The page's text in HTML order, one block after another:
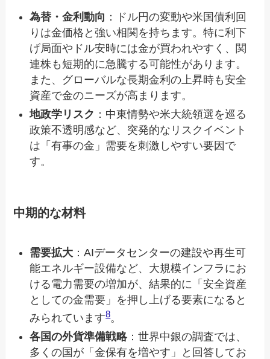
為替・金利動向 ：ドル円の変動や米国債利回
りは金価格と強い相関を持ちます。特に利下
げ局面やドル安時には金が買われやすく、関
連株も短期的に急騰する可能性があります。
また、グローバルな長期金利の上昇時も安全
資産で金のニーズが高まります。
地政学リスク ：中東情勢や米大統領選を巡る
政策不透明感など、突発的なリスクイベント
は「有事の金」需要を刺激しやすい要因で
す。
中期的な材料
需要拡大 ：AIデータセンターの建設や再生可
能エネルギー設備など、大規模インフラにお
ける電力需要の増加が、結果的に「安全資産
としての金需要」を押し上げる要素になると
みられています8。
各国の外貨準備戦略 ：世界中銀の調査では、
多くの国が「金保有を増やす」と回答してお